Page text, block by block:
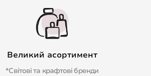
Великий асортимент
*Світові та крафтові бренди